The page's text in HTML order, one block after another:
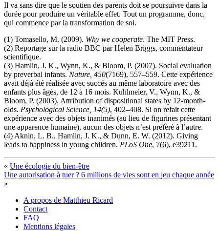
Il va sans dire que le soutien des parents doit se poursuivre dans la
durée pour produire un véritable effet. Tout un programme, donc,
qui commence par la transformation de soi.
(1) Tomasello, M. (2009). Why we cooperate. The MIT Press.
(2) Reportage sur la radio BBC par Helen Briggs, commentateur
scientifique.
(3) Hamlin, J. K., Wynn, K., & Bloom, P. (2007). Social evaluation
by preverbal infants. Nature, 450(7169), 557–559. Cette expérience
avait déjà été réalisée avec succés au même laboratoire avec des
enfants plus âgés, de 12 à 16 mois. Kuhlmeier, V., Wynn, K., &
Bloom, P. (2003). Attribution of dispositional states by 12-month-
olds. Psychological Science, 14(5), 402–408. Si on refait cette
expérience avec des objets inanimés (au lieu de figurines présentant
une apparence humaine), aucun des objets n’est préféré à l’autre.
(4) Aknin, L. B., Hamlin, J. K., & Dunn, E. W. (2012). Giving
leads to happiness in young children. PLoS One, 7(6), e39211.
« Une écologie du bien-être
Une autorisation à tuer ? 6 millions de vies sont en jeu chaque année
»
A propos de Matthieu Ricard
Contact
FAQ
Mentions légales